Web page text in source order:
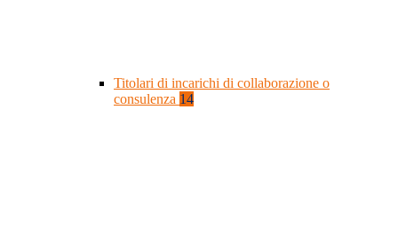
Titolari di incarichi di collaborazione o
consulenza 14